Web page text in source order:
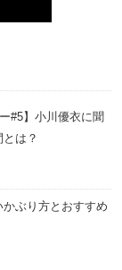
#5】小川優衣に聞
は？
ぶり方とおすすめ